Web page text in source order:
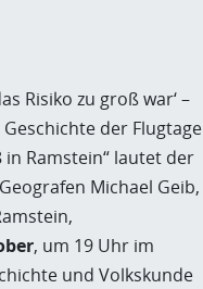
Risiko zu groß war‘ –
der Flugtage
Ramstein“ lautet der
Michael Geib,
, um 19 Uhr im
und Volkskunde